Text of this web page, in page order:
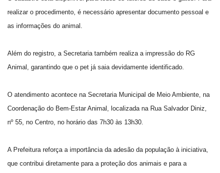
realizar o procedimento, é necessário apresentar documento pessoal e
as informações do animal.
Além do registro, a Secretaria também realiza a impressão do RG
Animal, garantindo que o pet já saia devidamente identificado.
O atendimento acontece na Secretaria Municipal de Meio Ambiente, na
Coordenação do Bem-Estar Animal, localizada na Rua Salvador Diniz,
nº 55, no Centro, no horário das 7h30 às 13h30.
A Prefeitura reforça a importância da adesão da população à iniciativa,
que contribui diretamente para a proteção dos animais e para a